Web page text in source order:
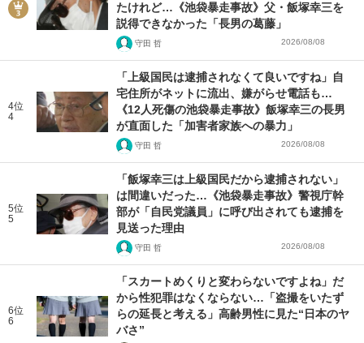
たけれど…《池袋暴走事故》父・飯塚幸三を
説得できなかった「長男の葛藤」
守田 哲 2026/08/08
4位
4
「上級国民は逮捕されなくて良いですね」自
宅住所がネットに流出、嫌がらせ電話も…
《12人死傷の池袋暴走事故》飯塚幸三の長男
が直面した「加害者家族への暴力」
守田 哲 2026/08/08
5位
5
「飯塚幸三は上級国民だから逮捕されない」
は間違いだった…《池袋暴走事故》警視庁幹
部が「自民党議員」に呼び出されても逮捕を
見送った理由
守田 哲 2026/08/08
6位
6
「スカートめくりと変わらないですよね」だ
から性犯罪はなくならない…「盗撮をいたず
らの延長と考える」高齢男性に見た“日本のヤ
バさ”